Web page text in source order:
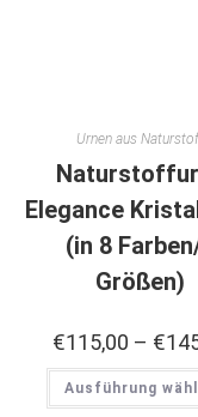
Urnen aus
Elegance
(in 8
Größen)
€115,00 – €
Ausführung